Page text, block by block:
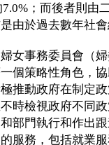
；而後者則由
由於過去數年社
女事務委員會（
個策略性角色，
推動政府在制定
時檢視政府不同
部門執行和作出
服務，包括就業